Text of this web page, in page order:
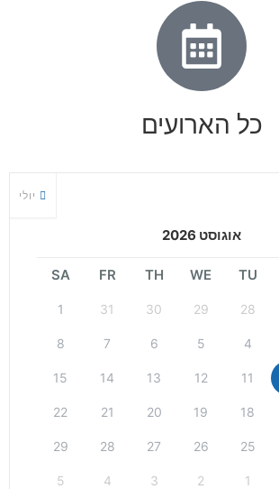
כל הארועים
יולי
אוגוסט 2026
TU
WE
TH
FR
SA
28
29
30
31
1
4
5
6
7
8
11
12
13
14
15
18
19
20
21
22
25
26
27
28
29
1
2
3
4
5